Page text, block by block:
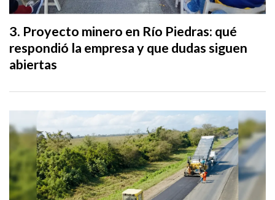
Proyecto minero en Río Piedras: qué
respondió la empresa y que dudas siguen
abiertas